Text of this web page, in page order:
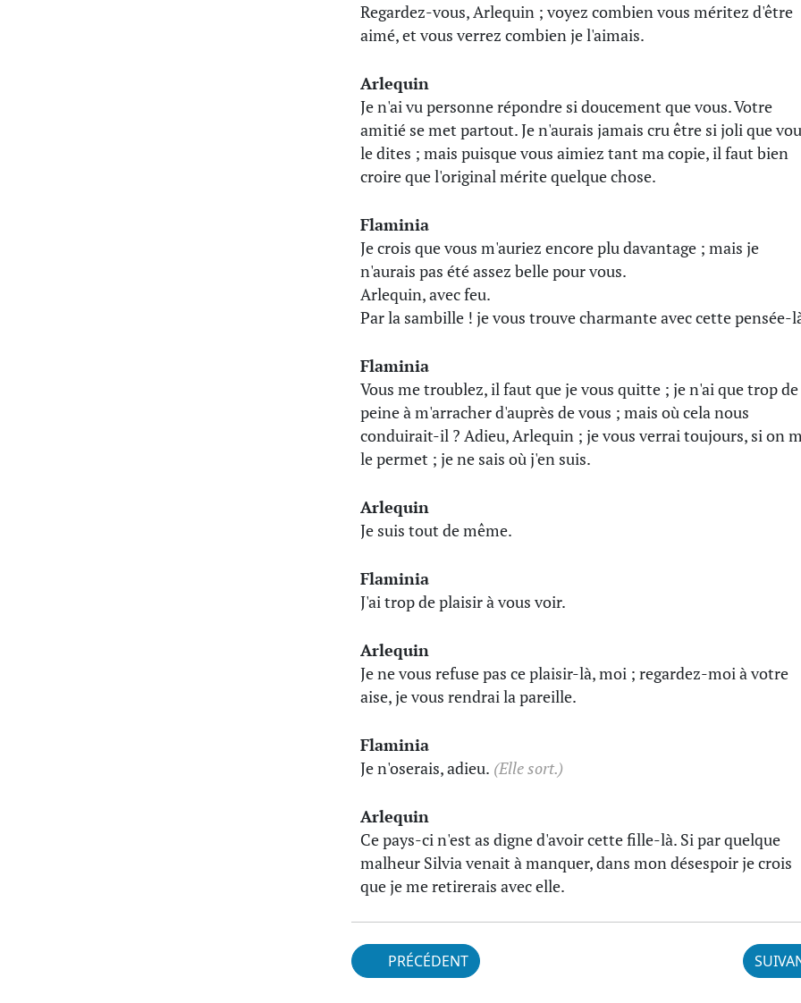
Regardez-vous, Arlequin ; voyez combien vous méritez d'être
aimé, et vous verrez combien je l'aimais.
Arlequin
Je n'ai vu personne répondre si doucement que vous. Votre
amitié se met partout. Je n'aurais jamais cru être si joli que
le dites ; mais puisque vous aimiez tant ma copie, il faut bien
croire que l'original mérite quelque chose.
Flaminia
Je crois que vous m'auriez encore plu davantage ; mais je
n'aurais pas été assez belle pour vous.
Arlequin, avec feu.
Par la sambille ! je vous trouve charmante avec cette pensée-
Flaminia
Vous me troublez, il faut que je vous quitte ; je n'ai que trop de
peine à m'arracher d'auprès de vous ; mais où cela nous
conduirait-il ? Adieu, Arlequin ; je vous verrai toujours, si on
le permet ; je ne sais où j'en suis.
Arlequin
Je suis tout de même.
Flaminia
J'ai trop de plaisir à vous voir.
Arlequin
Je ne vous refuse pas ce plaisir-là, moi ; regardez-moi à votre
aise, je vous rendrai la pareille.
Flaminia
Je n'oserais, adieu. (Elle sort.)
Arlequin
Ce pays-ci n'est as digne d'avoir cette fille-là. Si par quelque
malheur Silvia venait à manquer, dans mon désespoir je crois
que je me retirerais avec elle.
PRÉCÉDENT